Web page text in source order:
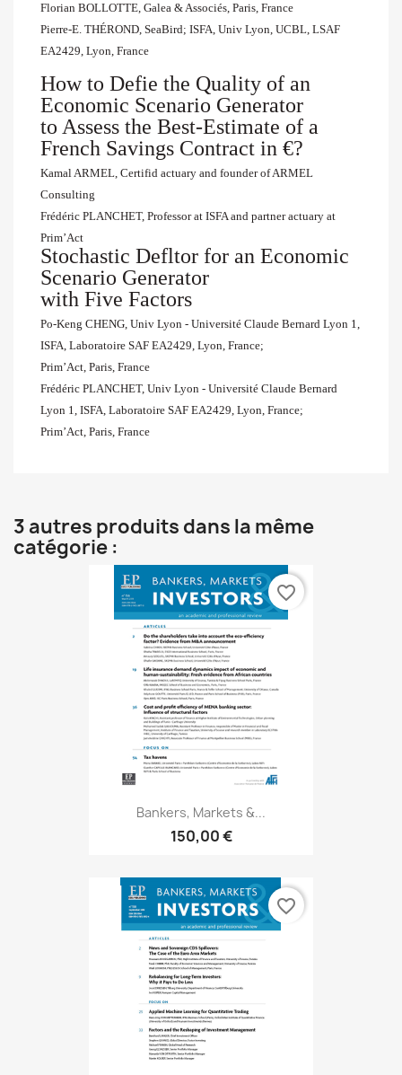
Florian BOLLOTTE, Galea & Associés, Paris, France
Pierre-E. THÉROND, SeaBird; ISFA, Univ Lyon, UCBL, LSAF
EA2429, Lyon, France
How to Defie the Quality of an
Economic Scenario Generator
to Assess the Best-Estimate of a
French Savings Contract in €?
Kamal ARMEL, Certifid actuary and founder of ARMEL
Consulting
Frédéric PLANCHET, Professor at ISFA and partner actuary at
Prim’Act
Stochastic Defltor for an Economic
Scenario Generator
with Five Factors
Po-Keng CHENG, Univ Lyon - Université Claude Bernard Lyon 1,
ISFA, Laboratoire SAF EA2429, Lyon, France;
Prim’Act, Paris, France
Frédéric PLANCHET, Univ Lyon - Université Claude Bernard
Lyon 1, ISFA, Laboratoire SAF EA2429, Lyon, France;
Prim’Act, Paris, France
3 autres produits dans la même
catégorie :
Bankers, Markets &...
150,00 €
favorite_border
favorite_border